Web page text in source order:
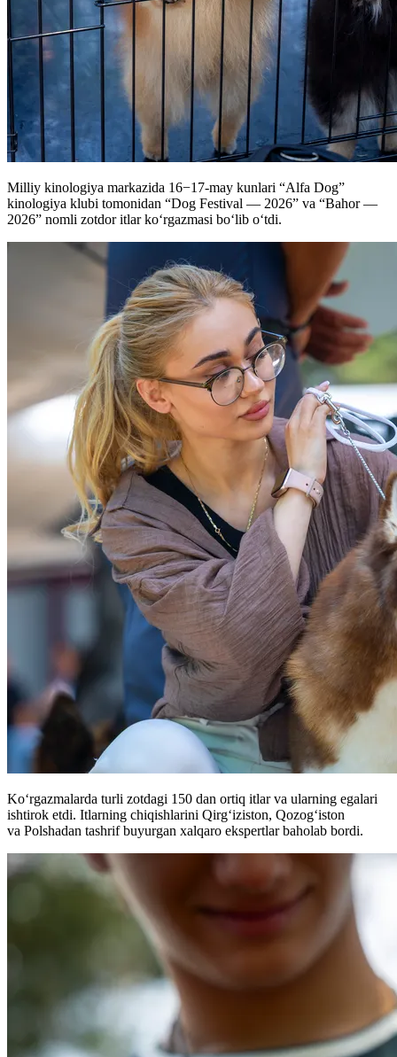
Milliy kinologiya markazida 16−17-may kunlari “Alfa Dog”
kinologiya klubi tomonidan “Dog Festival — 2026” va “Bahor —
2026” nomli zotdor itlar ko‘rgazmasi bo‘lib o‘tdi.
Ko‘rgazmalarda turli zotdagi 150 dan ortiq itlar va ularning egalari
ishtirok etdi. Itlarning chiqishlarini Qirg‘iziston, Qozog‘iston
va Polshadan tashrif buyurgan xalqaro ekspertlar baholab bordi.